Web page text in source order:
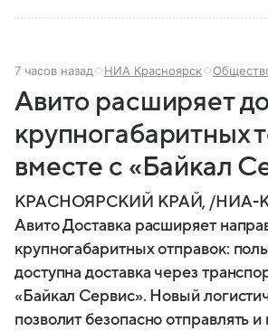
7 часов назад НИА Красноярск
Авито расширяет
крупногабаритных
вместе с «Байкал
КРАСНОЯРСКИЙ КРАЙ, /НИА-
Авито Доставка расширяет
крупногабаритных отправок:
доступна доставка через
«Байкал Сервис». Новый
позволит безопасно отправлять и